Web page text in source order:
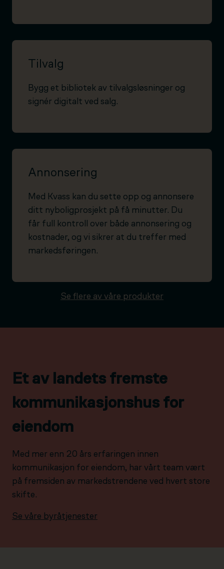
Tilvalg
Bygg et bibliotek av tilvalgsløsninger og
signér digitalt ved salg.
Annonsering
Med Kvass kan du sette opp og annonsere
ditt nyboligprosjekt på få minutter. Du
får full kontroll over både annonsering og
kostnader, og vi sikrer at du treffer med
markedsføringen.
Se flere av våre produkter
Et av landets fremste
kommunikasjonshus for
eiendom
Med mer enn 20 års erfaringen innen
kommunikasjon for eiendom, har vårt team vært
på fremsiden av markedstrendene ved hvert store
skifte.
Se våre byråtjenester